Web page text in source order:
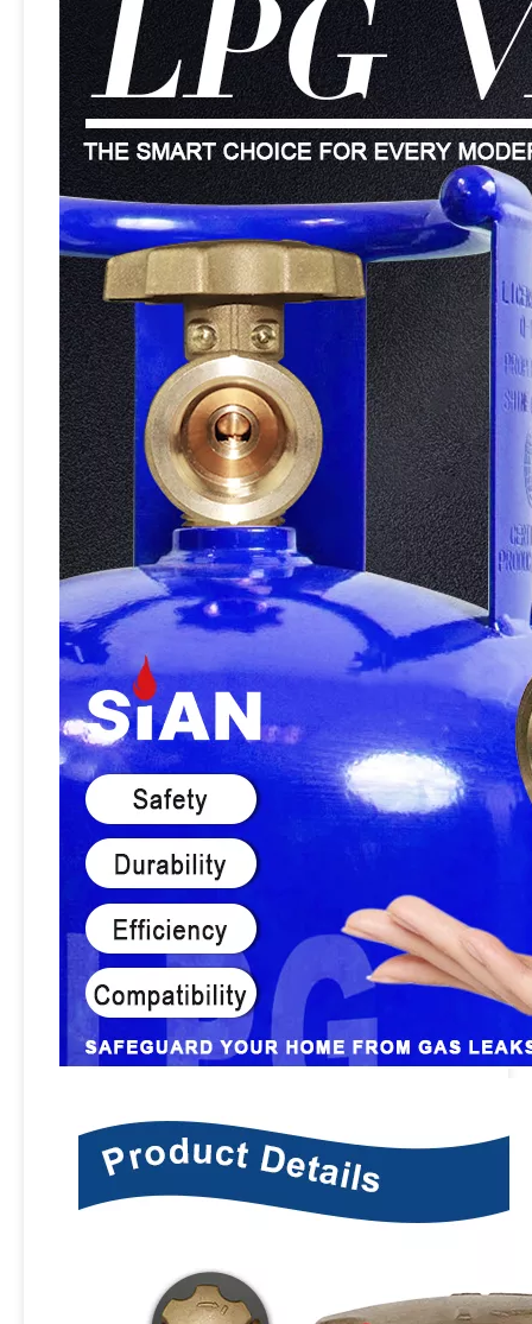
Sian V6S3 LPG Cylinder Pol Valve Propana Gas Tank Valves Untuk Vietnam Sian LPG Cylinder Valves Produsen UL Certification Brass Propana Pol Tank Vavle Untuk Filipina
Sian pv06 keamanan kuningan lpg gas silinder gas pol katup kontrol tangki propana